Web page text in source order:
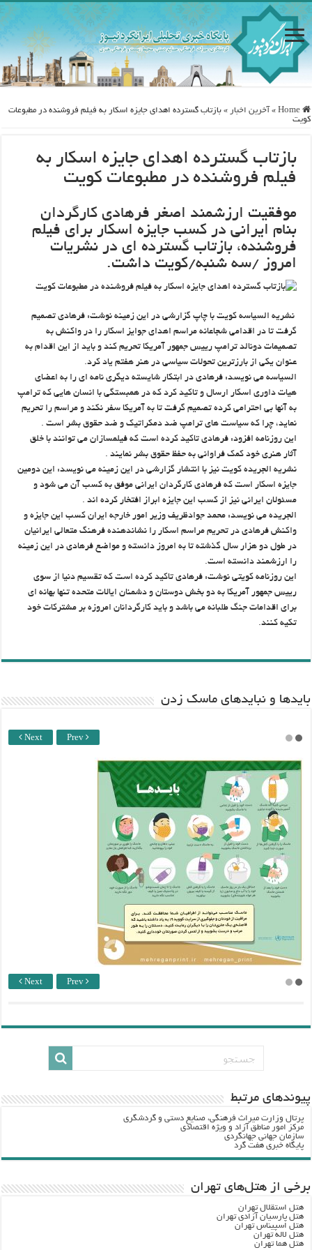
Home
» آخرین اخبار » بازتاب گسترده اهدای جایزه اسکار به فیلم فروشنده در مطبوعات
کویت
بازتاب گسترده اهدای جایزه اسکار به
فیلم فروشنده در مطبوعات کویت
موفقیت ارزشمند اصغر فرهادی کارگردان
بنام ایرانی در کسب جایزه اسکار برای فیلم
فروشنده، بازتاب گسترده ای در نشریات
امروز /سه شنبه/کویت داشت.
نشریه السیاسه کویت با چاپ گزارشی در این زمینه نوشت: فرهادی تصمیم
گرفت تا در اقدامی شجاعانه مراسم اهدای جوایز اسکار را در واکنش به
تصمیمات دونالد ترامپ رییس جمهور آمریکا تحریم کند و باید از این اقدام به
عنوان یکی از بارزترین تحولات سیاسی در هنر هفتم یاد کرد.
السیاسه می نویسد: فرهادی در ابتکار شایسته دیگری نامه ای را به اعضای
هیات داوری اسکار ارسال و تاکید کرد که در همبستگی با انسان هایی که ترامپ
به آنها بی احترامی کرده تصمیم گرفت تا به آمریکا سفر نکند و مراسم را تحریم
نماید، چرا که سیاست های ترامپ ضد دمکراتیک و ضد حقوق بشر است .
این روزنامه افزود: فرهادی تاکید کرده است که فیلمسازان می توانند با خلق
آثار هنری خود کمک فراوانی به حفظ حقوق بشر نمایند .
نشریه الجریده کویت نیز با انتشار گزارشی در این زمینه می نویسد: این دومین
جایزه اسکار است که فرهادی کارگردان ایرانی موفق به کسب آن می شود و
مسئولان ایرانی نیز از کسب این جایزه ابراز افتخار کرده اند .
الجریده می نویسد: محمد جوادظریف وزیر امور خارجه ایران کسب این جایزه و
واکنش فرهادی در تحریم مراسم اسکار را نشاندهنده فرهنگ متعالی ایرانیان
در طول دو هزار سال گذشته تا به امروز دانسته و مواضع فرهادی در این زمینه
را ارزشمند دانسته است.
این روزنامه کویتی نوشت: فرهادی تاکید کرده است که تقسیم دنیا از سوی
رییس جمهور آمریکا به دو بخش دوستان و دشمنان ایالات متحده تنها بهانه ای
برای اقدامات جنگ طلبانه می باشد و باید کارگردانان امروزه بر مشترکات خود
تکیه کنند.
باید‌ها و نبایدهای ماسک زدن
Next Prev
Next Prev
پيوندهاي مرتبط
پرتال وزارت ميراث فرهنگي، صنایع دستی و گردشگري
مرکز امور مناطق آزاد و ویژه اقتصادی
سازمان جهانی جهانگردی
پایگاه خبری هفت گرد
برخی از هتل‌های تهران
هتل استقلال تهران
هتل پارسیان آزادی تهران
هتل اسپیناس تهران
هتل لاله تهران
هتل هما تهران